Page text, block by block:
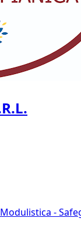
Modulistica -